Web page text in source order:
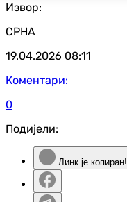
Извор:
СРНА
19.04.2026 08:11
Коментари:
0
Подијели:
Линк је копиран!